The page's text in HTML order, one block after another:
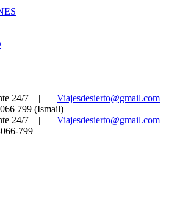
24/7
|
Viajesdesierto@gmail.com
799 (Ismail)
24/7
|
Viajesdesierto@gmail.com
799